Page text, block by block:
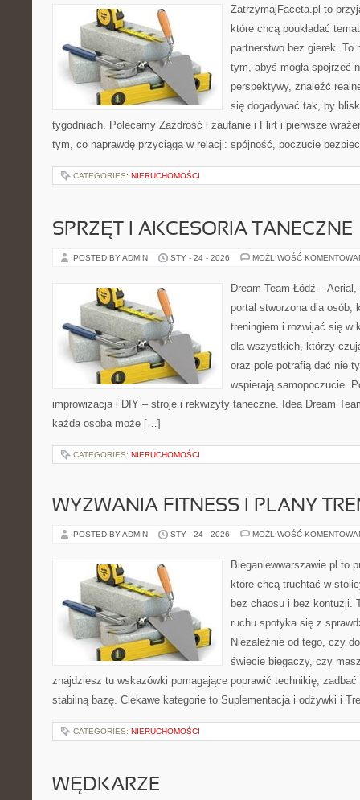
ZatrzymajFaceta.pl to
które chcą poukładać
partnerstwo bez gierek. To
tym, abyś mogła spojrzeć
perspektywy, znaleźć
się dogadywać tak, by
tygodniach. Polecamy Zazdrość i zaufanie i Flirt i pierwsze
tym, co naprawdę przyciąga w relacji: spójność, poczucie
CATEGORIES: NIERUCHOMOŚCI
SPRZĘT I AKCESORIA TANECZNE
POSTED BY ADMIN STY - 24 - 2026 MOŻLIWOŚĆ
Dream Team Łódź –
portal stworzona dla osób,
treningiem i rozwijać się w
dla wszystkich, którzy
oraz pole potrafią dać nie
wspierają samopoczucie.
improwizacja i DIY – stroje i rekwizyty taneczne. Idea Dream
każda osoba może […]
CATEGORIES: NIERUCHOMOŚCI
WYZWANIA FITNESS I PLANY
POSTED BY ADMIN STY - 24 - 2026 MOŻLIWOŚĆ
Bieganiewwarszawie.pl to
które chcą truchtać w
bez chaosu i bez kontuzji.
ruchu spotyka się z
Niezależnie od tego, czy
świecie biegaczy, czy
znajdziesz tu wskazówki pomagające poprawić technikię,
stabilną bazę. Ciekawe kategorie to Suplementacja i odżywki i
CATEGORIES: NIERUCHOMOŚCI
WĘDKARZE